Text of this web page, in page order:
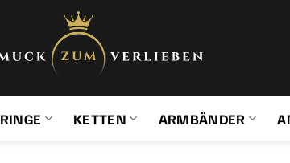
RINGE KETTEN ARMBÄNDER